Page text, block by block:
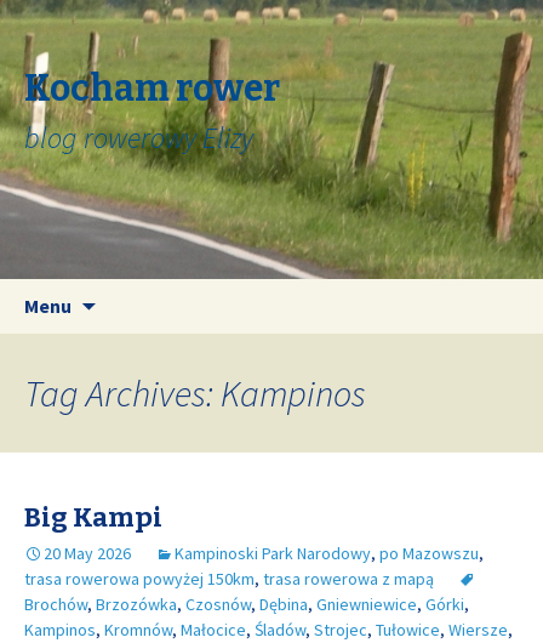
Kocham rower
blog rowerowy Elizy
Menu
Tag Archives: Kampinos
Big Kampi
20 May 2026 Kampinoski Park Narodowy, po Mazowszu,
trasa rowerowa powyżej 150km, trasa rowerowa z mapą
Brochów, Brzozówka, Czosnów, Dębina, Gniewniewice, Górki,
Kampinos, Kromnów, Małocice, Śladów, Strojec, Tułowice, Wiersze,